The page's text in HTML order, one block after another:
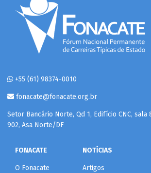
+55 (61) 98374-0010
fonacate@fonacate.org.br
Setor Bancário Norte, Qd 1, Edifício CNC, sala
902, Asa Norte/DF
FONACATE
O Fonacate
NOTÍCIAS
Artigos